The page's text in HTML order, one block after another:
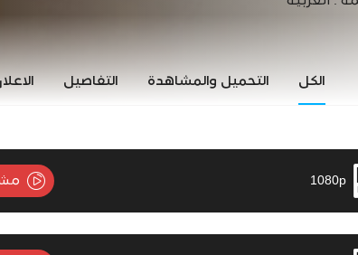
الكل التحميل والمشاهدة التفاصيل
1080p